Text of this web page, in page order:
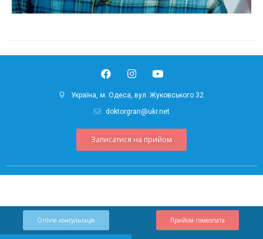
Україна, м. Одеса, вул. Жуковського 32
doktorgran@ukr.net
Записатися на прийом
Online консультація Прийом гомеопата